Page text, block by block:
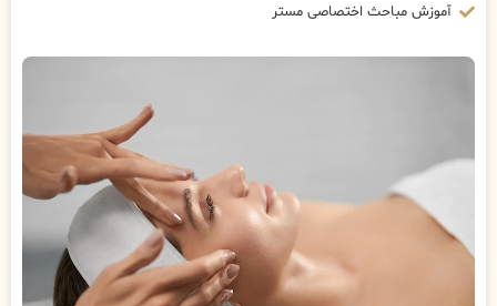
آموزش مباحث اختصاصی مستر